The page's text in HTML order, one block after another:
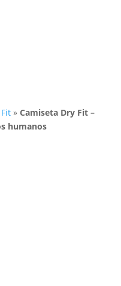
»Camiseta Dry Fit –
humanos